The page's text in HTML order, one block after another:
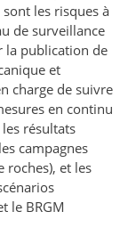
les risques à
de surveillance
la publication de
et
charge de suivre
en continu
résultats
campagnes
roches), et les
le BRGM